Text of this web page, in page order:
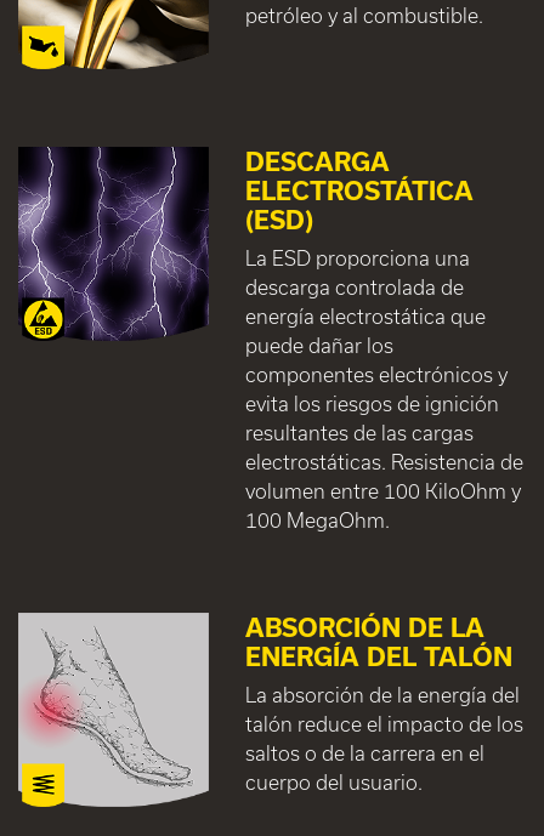
petróleo y al combustible.
DESCARGA
ELECTROSTÁTICA
(ESD)
La ESD proporciona una
descarga controlada de
energía electrostática que
puede dañar los
componentes electrónicos y
evita los riesgos de ignición
resultantes de las cargas
electrostáticas. Resistencia de
volumen entre 100 KiloOhm y
100 MegaOhm.
ABSORCIÓN DE LA
ENERGÍA DEL TALÓN
La absorción de la energía del
talón reduce el impacto de los
saltos o de la carrera en el
cuerpo del usuario.